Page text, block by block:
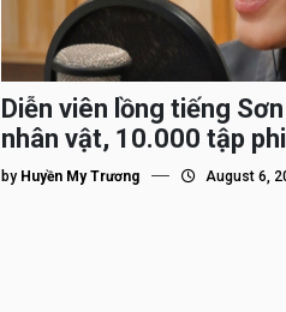
Diễn viên lồng tiếng
nhân vật, 10.000 tập
nhân vật gắn bó lâu
by Huyền My Trương August 6,